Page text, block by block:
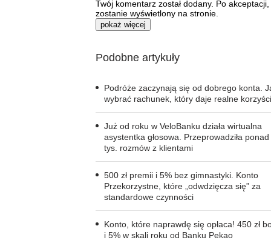
Twój komentarz został dodany. Po akceptacji,
zostanie wyświetlony na stronie.
pokaż więcej
Podobne artykuły
Podróże zaczynają się od dobrego konta.
wybrać rachunek, który daje realne
Już od roku w VeloBanku działa wirtualna
asystentka głosowa. Przeprowadziła
tys. rozmów z klientami
500 zł premii i 5% bez gimnastyki. Konto
Przekorzystne, które „odwdzięcza się” za
standardowe czynności
Konto, które naprawdę się opłaca! 450 zł
i 5% w skali roku od Banku Pekao